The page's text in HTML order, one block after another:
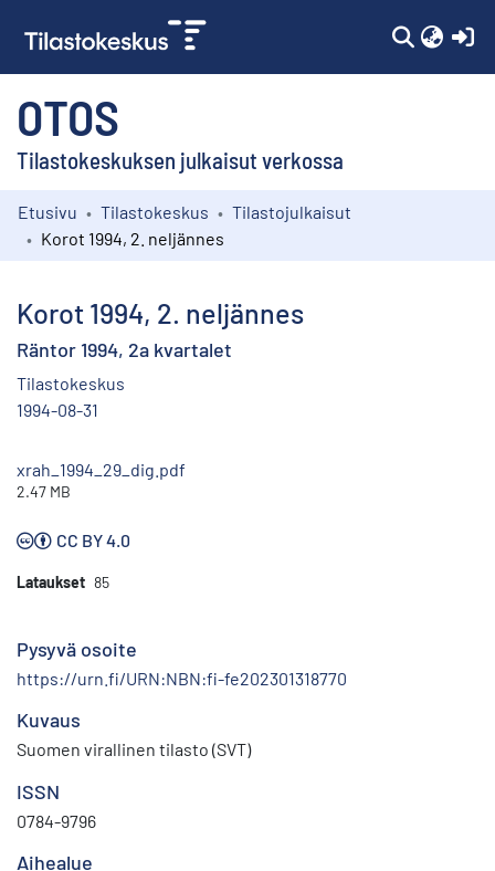
OTOS
Tilastokeskuksen julkaisut verkossa
Kokoelmat
Etusivu Tilastokeskus
Tilastojulkaisut
Korot 1994, 2. neljännes
Korot 1994, 2. neljännes
Räntor 1994, 2a kvartalet
Tilastokeskus
1994-08-31
xrah_1994_29_dig.pdf
2.47 MB
CC BY 4.0
Lataukset 85
Pysyvä osoite
https://urn.fi/URN:NBN:fi-fe202301318770
Kuvaus
Suomen virallinen tilasto (SVT)
ISSN
0784-9796
Aihealue